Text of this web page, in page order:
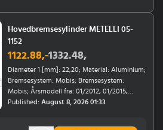
Hovedbremsesylinder METELLI 05-
1152
1122.88,-1332.48,
Diameter 1 [mm]: 22,20; Material: Aluminium;
Bremsesystem: Mobis; Bremsesystem:
Mobis; Årsmodell fra: 01/2012, 01/2015,
01/2016; Bremse- / kjøredynamikk: for
Published: August 8, 2026 01:33